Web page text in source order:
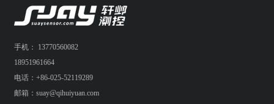
手机： 13770560082
18951961664
电话：+86-025-52119289
邮箱：suay@qihuiyuan.com